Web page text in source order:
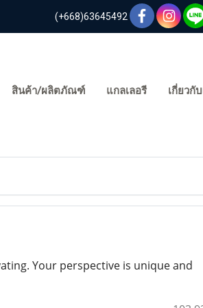
(+668)63645492
สินค้า/ผลิตภัณฑ์ แกลเลอรี เกี่ยวกับ
Your perspective is unique and